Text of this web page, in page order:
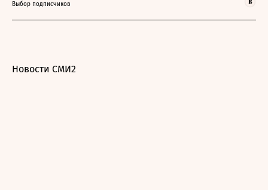
Выбор подписчиков
Новости СМИ2